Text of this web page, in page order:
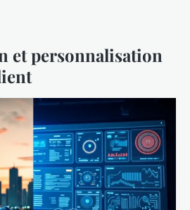
et personnalisation